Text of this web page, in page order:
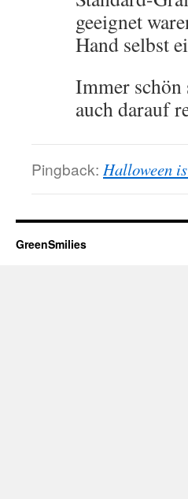
geeignet
Hand selbst
Immer schön
auch darauf
Pingback: Halloween
GreenSmilies